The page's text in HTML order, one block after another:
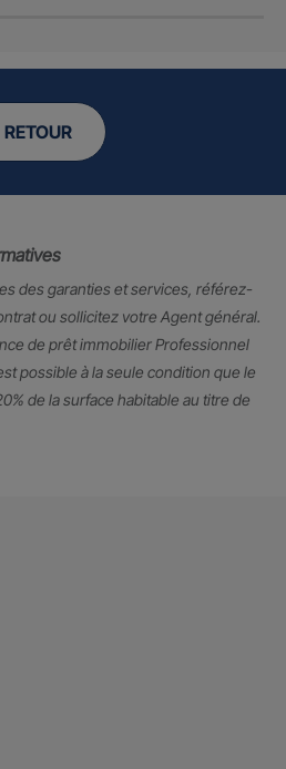
RETOUR
des garanties et services, référez-
ou sollicitez votre Agent général.
de prêt immobilier Professionnel
possible à la seule condition que le
de la surface habitable au titre de